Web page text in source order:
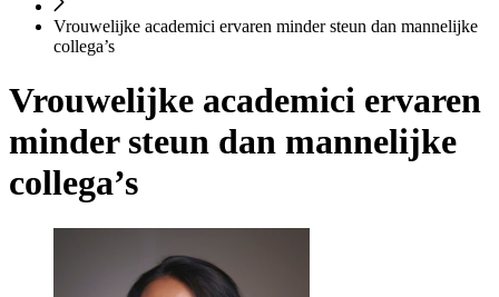
Vrouwelijke academici ervaren minder steun dan mannelijke
collega’s
Vrouwelijke academici ervaren
minder steun dan mannelijke
collega’s